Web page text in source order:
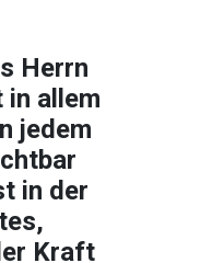
Herrn
in allem
jedem
in der
Kraft